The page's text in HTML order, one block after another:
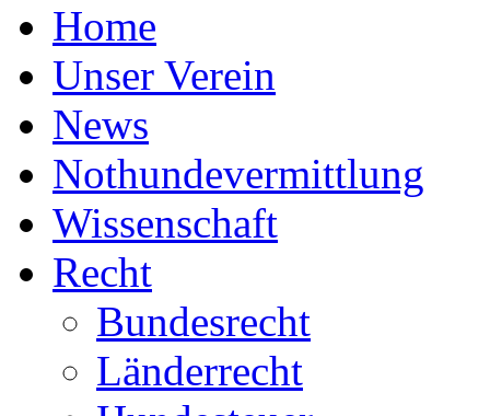
Home
Unser Verein
News
Nothundevermittlung
Wissenschaft
Recht
Bundesrecht
Länderrecht